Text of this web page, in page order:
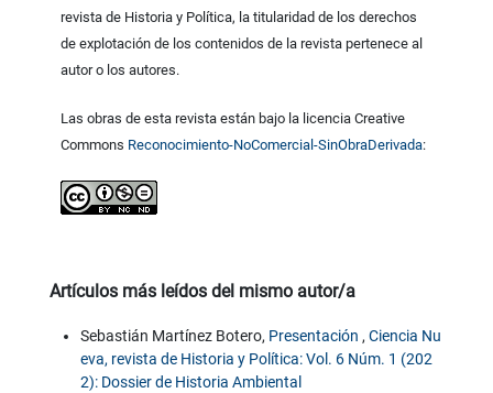
revista de Historia y Política, la titularidad de los derechos
de explotación de los contenidos de la revista pertenece al
autor o los autores.
Las obras de esta revista están bajo la licencia Creative
Commons Reconocimiento-NoComercial-SinObraDerivada:
Artículos más leídos del mismo autor/a
Sebastián Martínez Botero, Presentación , Ciencia Nu
eva, revista de Historia y Política: Vol. 6 Núm. 1 (202
2): Dossier de Historia Ambiental